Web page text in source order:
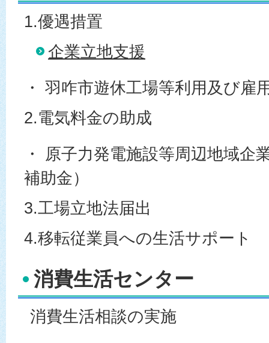
1.優遇措置
企業立地支援
・ 羽咋市遊休工場等利用及び雇
2.電気料金の助成
・ 原子力発電施設等周辺地域企
補助金）
3.工場立地法届出
4.移転従業員への生活サポート
消費生活センター
消費生活相談の実施